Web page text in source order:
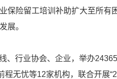
保险留工培训补助扩大至所有
展。
、行业协会、企业，举办
无忧等12家机构，联合开展